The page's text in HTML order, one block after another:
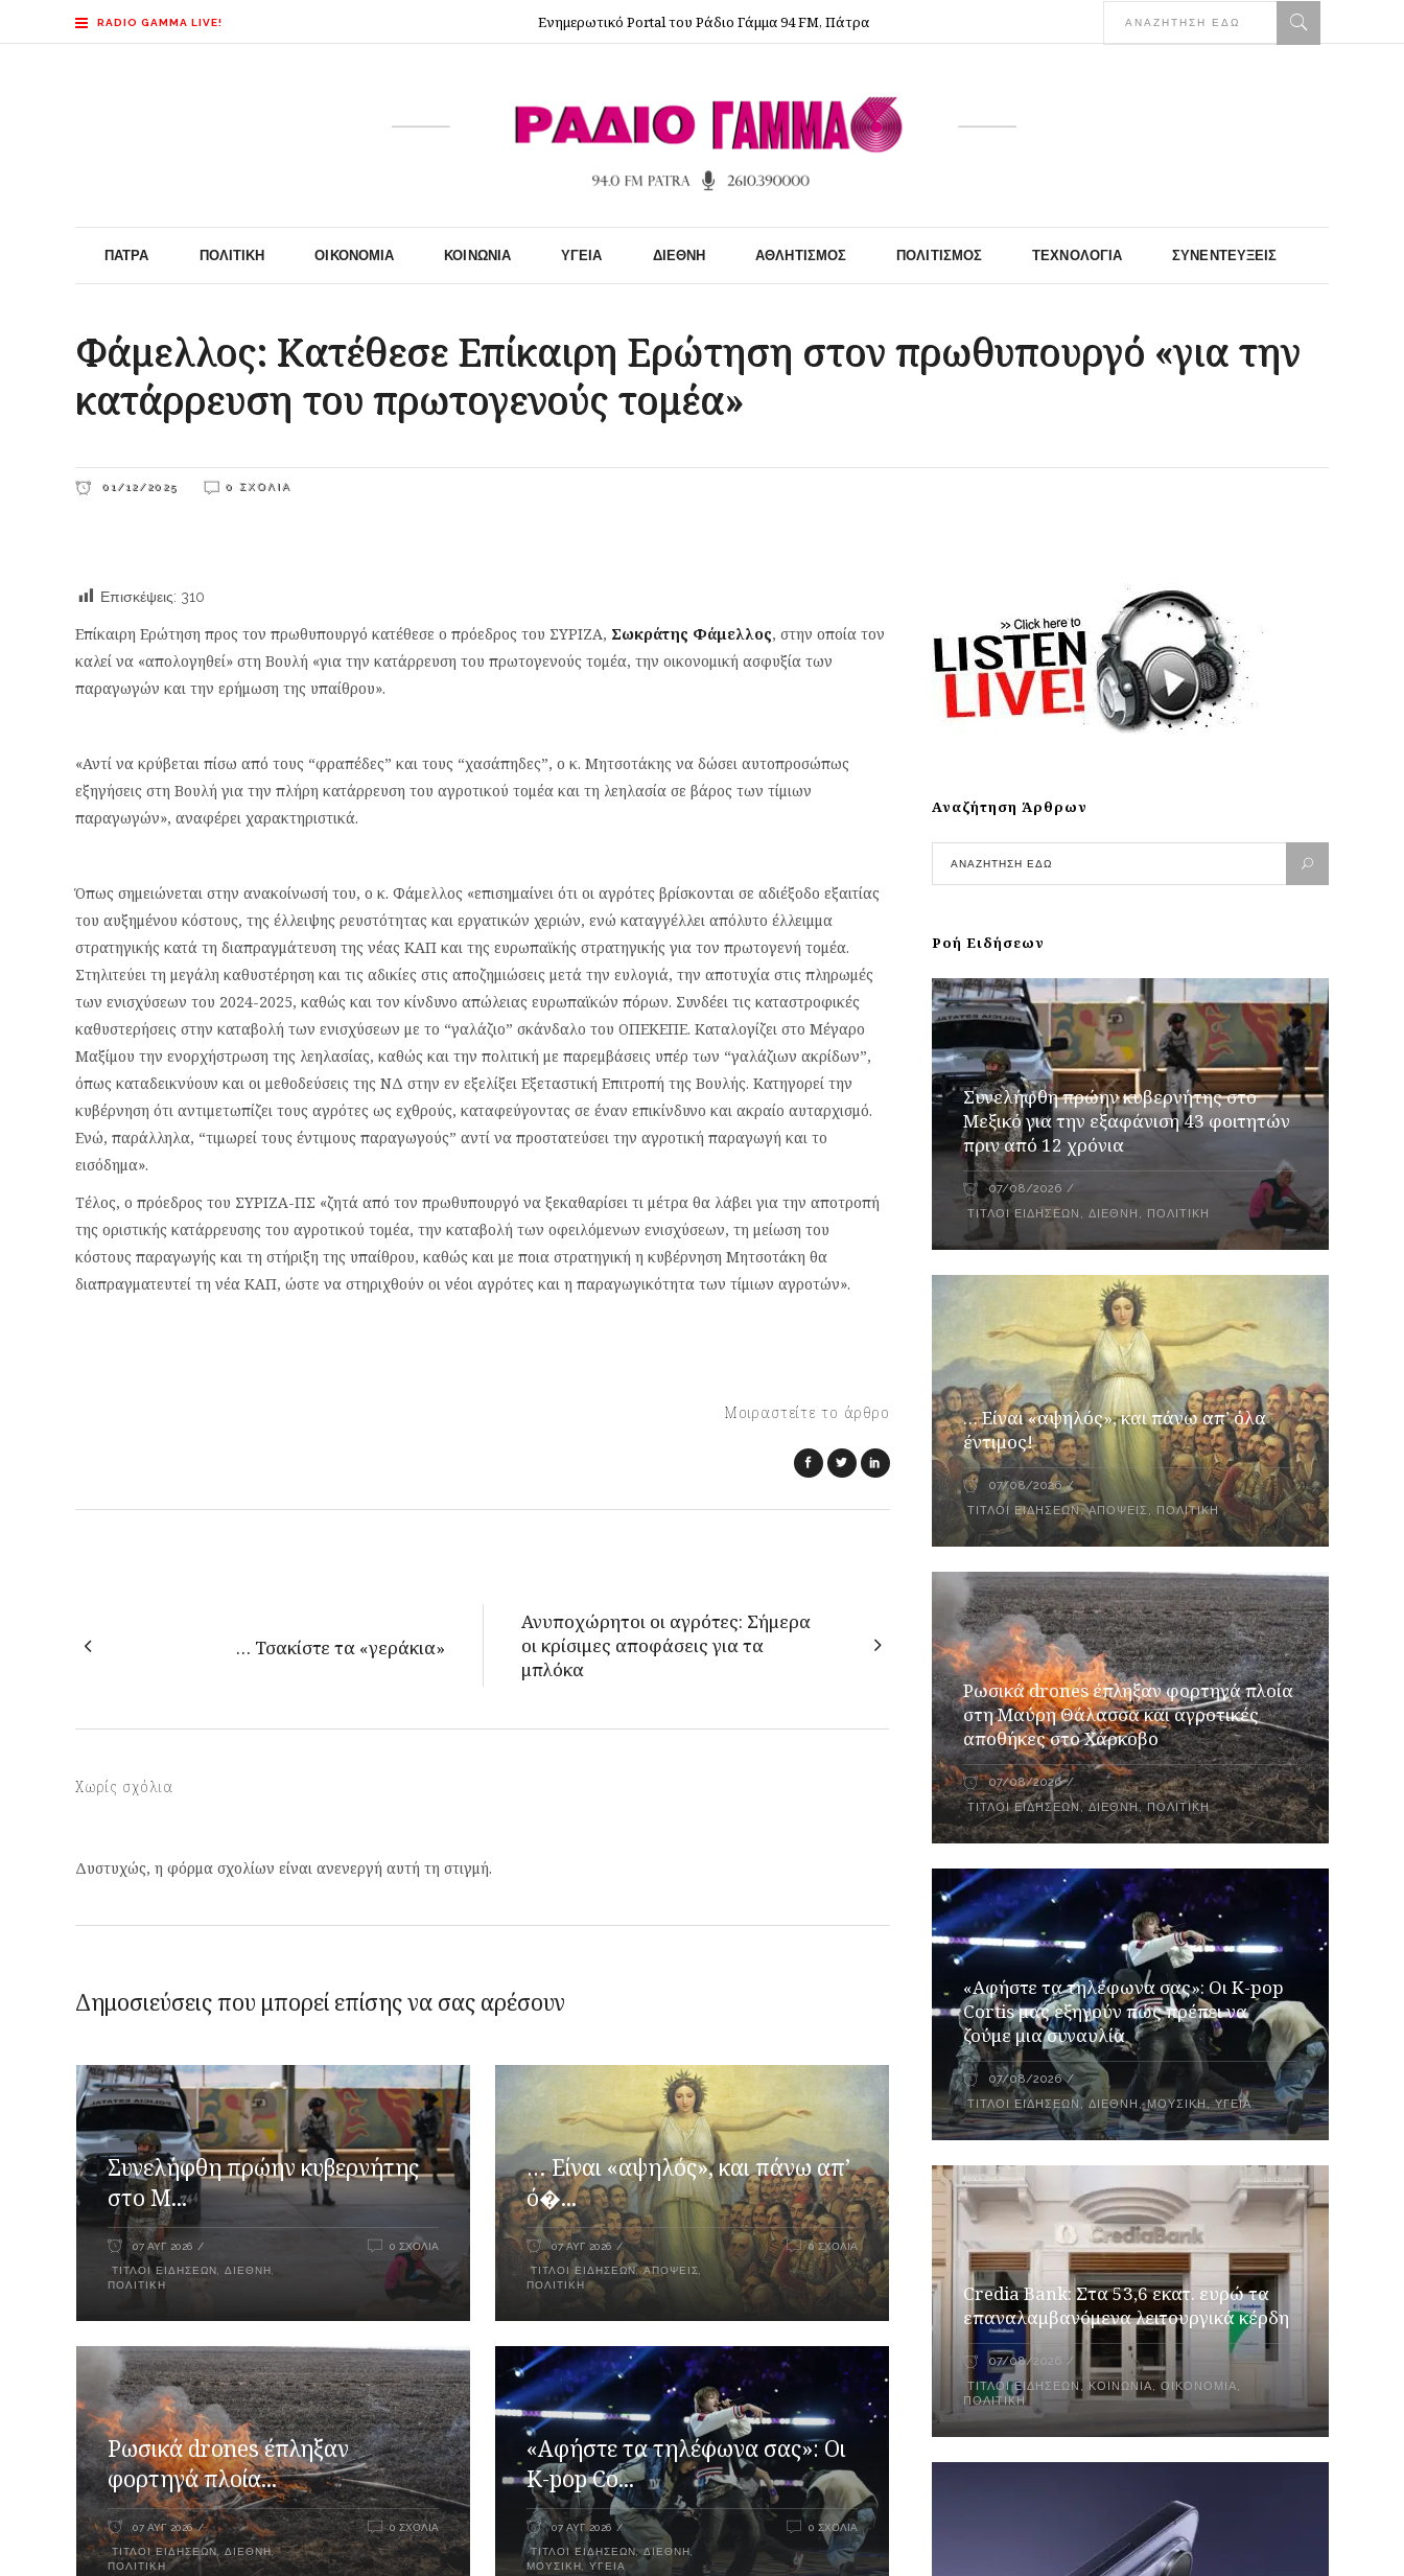
RADIO GAMMA LIVE! Ενημερωτικό Portal του Ράδιο Γάμμα 94 FM, Πάτρα
ΠΆΤΡΑ ΠΟΛΙΤΙΚΉ ΟΙΚΟΝΟΜΊΑ ΚΟΙΝΩΝΊΑ ΥΓΕΊΑ ΔΙΕΘΝΉ ΑΘΛΗΤΙΣΜΌΣ ΠΟΛΙΤΙΣΜΌΣ ΤΕΧΝΟΛΟΓΊΑ ΣΥΝΕΝΤΕΎΞΕΙΣ
Φάμελλος: Κατέθεσε Επίκαιρη Ερώτηση στον πρωθυπουργό «για την
κατάρρευση του πρωτογενούς τομέα»
01/12/2025 0 ΣΧΌΛΙΑ
Επισκέψεις: 310
Επίκαιρη Ερώτηση προς τον πρωθυπουργό κατέθεσε ο πρόεδρος του ΣΥΡΙΖΑ, Σωκράτης Φάμελλος, στην οποία τον
καλεί να «απολογηθεί» στη Βουλή «για την κατάρρευση του πρωτογενούς τομέα, την οικονομική ασφυξία των
παραγωγών και την ερήμωση της υπαίθρου».
«Αντί να κρύβεται πίσω από τους “φραπέδες” και τους “χασάπηδες”, ο κ. Μητσοτάκης να δώσει αυτοπροσώπως
εξηγήσεις στη Βουλή για την πλήρη κατάρρευση του αγροτικού τομέα και τη λεηλασία σε βάρος των τίμιων
παραγωγών», αναφέρει χαρακτηριστικά.
Όπως σημειώνεται στην ανακοίνωσή του, ο κ. Φάμελλος «επισημαίνει ότι οι αγρότες βρίσκονται σε αδιέξοδο εξαιτίας
του αυξημένου κόστους, της έλλειψης ρευστότητας και εργατικών χεριών, ενώ καταγγέλλει απόλυτο έλλειμμα
στρατηγικής κατά τη διαπραγμάτευση της νέας ΚΑΠ και της ευρωπαϊκής στρατηγικής για τον πρωτογενή τομέα.
Στηλιτεύει τη μεγάλη καθυστέρηση και τις αδικίες στις αποζημιώσεις μετά την ευλογιά, την αποτυχία στις πληρωμές
των ενισχύσεων του 2024-2025, καθώς και τον κίνδυνο απώλειας ευρωπαϊκών πόρων. Συνδέει τις καταστροφικές
καθυστερήσεις στην καταβολή των ενισχύσεων με το “γαλάζιο” σκάνδαλο του ΟΠΕΚΕΠΕ. Καταλογίζει στο Μέγαρο
Μαξίμου την ενορχήστρωση της λεηλασίας, καθώς και την πολιτική με παρεμβάσεις υπέρ των “γαλάζιων ακρίδων”,
όπως καταδεικνύουν και οι μεθοδεύσεις της ΝΔ στην εν εξελίξει Εξεταστική Επιτροπή της Βουλής. Κατηγορεί την
κυβέρνηση ότι αντιμετωπίζει τους αγρότες ως εχθρούς, καταφεύγοντας σε έναν επικίνδυνο και ακραίο αυταρχισμό.
Ενώ, παράλληλα, “τιμωρεί τους έντιμους παραγωγούς” αντί να προστατεύσει την αγροτική παραγωγή και το
εισόδημα».
Τέλος, ο πρόεδρος του ΣΥΡΙΖΑ-ΠΣ «ζητά από τον πρωθυπουργό να ξεκαθαρίσει τι μέτρα θα λάβει για την αποτροπή
της οριστικής κατάρρευσης του αγροτικού τομέα, την καταβολή των οφειλόμενων ενισχύσεων, τη μείωση του
κόστους παραγωγής και τη στήριξη της υπαίθρου, καθώς και με ποια στρατηγική η κυβέρνηση Μητσοτάκη θα
διαπραγματευτεί τη νέα ΚΑΠ, ώστε να στηριχθούν οι νέοι αγρότες και η παραγωγικότητα των τίμιων αγροτών».
Μοιραστείτε το άρθρο
… Τσακίστε τα «γεράκια»
Ανυποχώρητοι οι αγρότες: Σήμερα
οι κρίσιμες αποφάσεις για τα
μπλόκα
Χωρίς σχόλια
Δυστυχώς, η φόρμα σχολίων είναι ανενεργή αυτή τη στιγμή.
Δημοσιεύσεις που μπορεί επίσης να σας αρέσουν
Συνελήφθη πρώην κυβερνήτης
στο Μ...
07 ΑΥΓ 2026
ΤΊΤΛΟΙ ΕΙΔΉΣΕΩΝ ΔΙΕΘΝΉ
ΠΟΛΙΤΙΚΉ
0 ΣΧΌΛΙΑ
… Είναι «αψηλός», και πάνω απ’
ό�...
07 ΑΥΓ 2026
ΤΊΤΛΟΙ ΕΙΔΉΣΕΩΝ,ΑΠΌΨΕΙΣ
ΠΟΛΙΤΙΚΉ
0 ΣΧΌΛΙΑ
Ρωσικά drones έπληξαν
φορτηγά πλοία...
07 ΑΥΓ 2026
ΤΊΤΛΟΙ ΕΙΔΉΣΕΩΝ ΔΙΕΘΝΉ,
ΠΟΛΙΤΙΚΉ
0 ΣΧΌΛΙΑ
«Αφήστε τα τηλέφωνα σας»: Οι
K-pop Co...
07 ΑΥΓ 2026
ΤΊΤΛΟΙ ΕΙΔΉΣΕΩΝ, ΔΙΕΘΝΉ,
ΜΟΥΣΙΚΉ
ΥΓΕΊΑ
0 ΣΧΌΛΙΑ
Αναζήτηση Άρθρων
Ροή Ειδήσεων
Συνελήφθη πρώην κυβερνήτης στο
Μεξικό για την εξαφάνιση 43 φοιτητών
πριν από 12 χρόνια
07/08/2026
ΤΊΤΛΟΙ ΕΙΔΉΣΕΩΝ ,ΔΙΕΘΝΉ , ΠΟΛΙΤΙΚΉ
… Είναι «αψηλός», και πάνω απ’ όλα
έντιμος!
07/08/2026
ΤΊΤΛΟΙ ΕΙΔΉΣΕΩΝ,ΑΠΌΨΕΙΣ, ΠΟΛΙΤΙΚΉ
Ρωσικά drones έπληξαν φορτηγά πλοία
στη Μαύρη Θάλασσα και αγροτικές
αποθήκες στο Χάρκοβο
07/08/2026
ΤΊΤΛΟΙ ΕΙΔΉΣΕΩΝ,ΔΙΕΘΝΉ,ΠΟΛΙΤΙΚΉ
«Αφήστε τα τηλέφωνα σας»: Οι K-pop
Cortis μας εξηγούν πώς πρέπει να
ζούμε μια συναυλία
07/08/2026
ΤΊΤΛΟΙ ΕΙΔΉΣΕΩΝ ,ΔΙΕΘΝΉ ,ΜΟΥΣΙΚΉ,ΥΓΕΊΑ
Credia Bank: Στα 53,6 εκατ. ευρώ τα
επαναλαμβανόμενα λειτουργικά κέρδη
07/08/2026
ΤΊΤΛΟΙ ΕΙΔΉΣΕΩΝ , ΚΟΙΝΩΝΊΑ,ΟΙΚΟΝΟΜΊΑ,
ΠΟΛΙΤΙΚΉ